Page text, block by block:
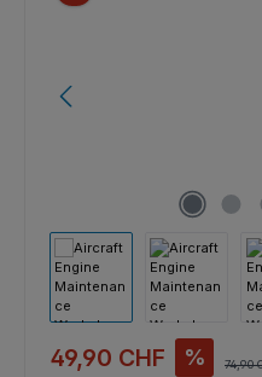
Prezzo di vendita:
49,90 CHF % 74,90